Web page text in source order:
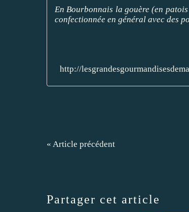
En Bourbonnais la gouère (en
confectionnée en général avec des
http://
« Article précédent
Partager cet article